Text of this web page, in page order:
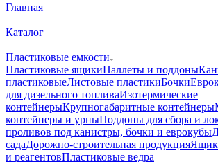
Главная
—
Каталог
—
Пластиковые емкости
Пластиковые ящикиПаллеты и поддоны
пластиковыеЛистовые пластикиБочки
для дизельного топливаИзотермические
контейнерыКрупногабаритные контейнеры
контейнеры и урныПоддоны для сбора и
проливов под канистры, бочки и еврокубы
садаДорожно-строительная продукция
и реагентовПластиковые ведра